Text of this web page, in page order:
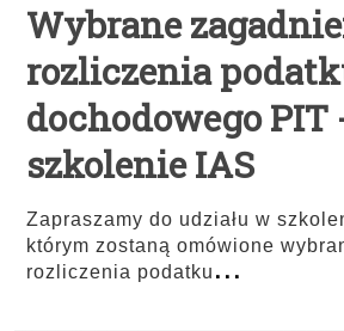
Wybrane
rozliczenia
dochodowego PIT
szkolenie IAS
Zapraszamy do udziału w
którym zostaną omówione
rozliczenia podatku ...